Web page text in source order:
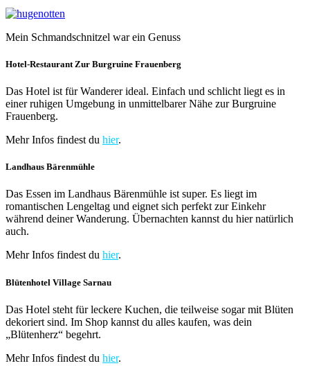
Mein Schmandschnitzel war ein Genuss
Hotel-Restaurant Zur Burgruine Frauenberg
Das Hotel ist für Wanderer ideal. Einfach und schlicht liegt es in
einer ruhigen Umgebung in unmittelbarer Nähe zur Burgruine
Frauenberg.
Mehr Infos findest du hier.
Landhaus Bärenmühle
Das Essen im Landhaus Bärenmühle ist super. Es liegt im
romantischen Lengeltag und eignet sich perfekt zur Einkehr
während deiner Wanderung. Übernachten kannst du hier natürlich
auch.
Mehr Infos findest du hier.
Blütenhotel Village Sarnau
Das Hotel steht für leckere Kuchen, die teilweise sogar mit Blüten
dekoriert sind. Im Shop kannst du alles kaufen, was dein
„Blütenherz“ begehrt.
Mehr Infos findest du hier.